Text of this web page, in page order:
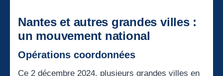
Nantes et autres grandes villes :
un mouvement national
Opérations coordonnées
Ce 2 décembre 2024, plusieurs grandes villes en